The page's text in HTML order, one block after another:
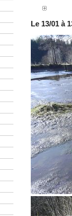
Le 13/01 à